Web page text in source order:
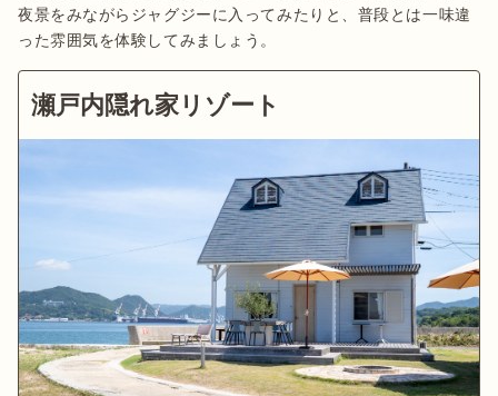
夜景をみながらジャグジーに入ってみたりと、普段とは一味違
った雰囲気を体験してみましょう。
瀬戸内隠れ家リゾート